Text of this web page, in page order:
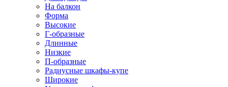
На балкон
Форма
Высокие
Г-образные
Длинные
Низкие
П-образные
Радиусные шкафы-купе
Широкие